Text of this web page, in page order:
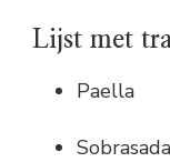
Lijst met
Paella